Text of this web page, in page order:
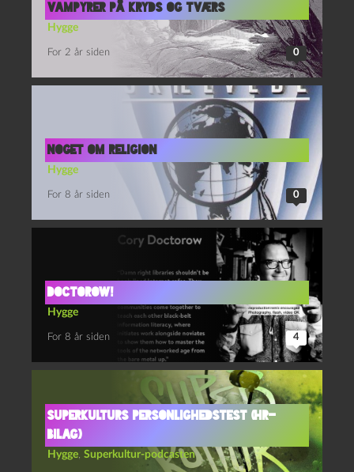
Vampyrer på kryds og tværs
Hygge
For 2 år siden 0
Noget om religion
Hygge
For 8 år siden 0
Doctorow!
Hygge
For 8 år siden 4
Superkulturs personlighedstest (HR-
bilag)
Hygge Superkultur-podcasten